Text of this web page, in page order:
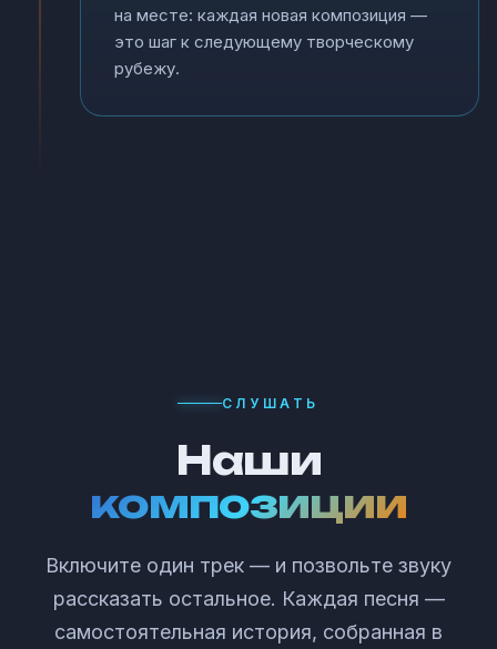
на месте: каждая новая композиция —
это шаг к следующему творческому
рубежу.
СЛУШАТЬ
Наши
композиции
Включите один трек — и позвольте звуку
рассказать остальное. Каждая песня —
самостоятельная история, собранная в